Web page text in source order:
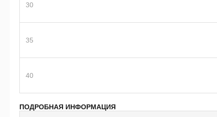
30
35
40
ПОДРОБНАЯ ИНФОРМАЦИЯ